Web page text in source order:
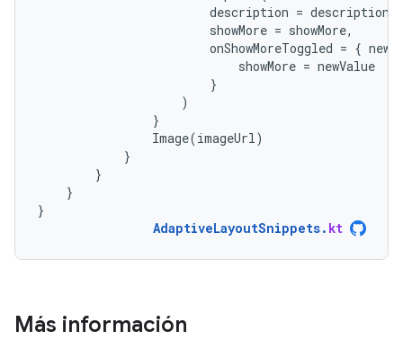
description = description
showMore = showMore,
onShowMoreToggled = {
showMore = newValue
}
)
}
Image(imageUrl)
}
}
}
}
AdaptiveLayoutSnippets. kt
Más información